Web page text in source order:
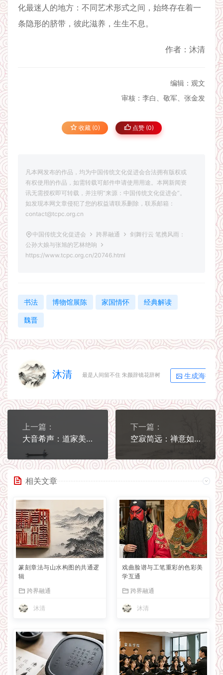
化最迷人的地方：不同艺术形式之间，始终存在着一
条隐形的脐带，彼此滋养，生生不息。
作者：沐清
编辑：观文
审核：李白、敬军、张金发
收藏 (0) 点赞 (0)
凡本网发布的作品，均为中国传统文化促进会合法拥有版权或
有权使用的作品，如需转载可邮件申请使用用途。本网新闻资
讯无需授权即可转载，并注明“来源：中国传统文化促进会”。
如发现本网文章侵犯了您的权益请联系删除，联系邮箱：
contact@tcpc.org.cn
中国传统文化促进会 跨界融通
剑舞行云 笔携风雨：
公孙大娘与张旭的艺林绝响
https://www.tcpc.org.cn/20746.html
书法 博物馆展陈 家国情怀 经典解读
魏晋
沐清 最是人间留不住 朱颜辞镜花辞树 生成海报
上一篇：
大音希声：道家美学的留白之境
下一篇：
空寂简远：禅意如何浸润了文人画
相关文章
篆刻章法与山水构图的共通逻
辑
跨界融通
沐清
戏曲脸谱与工笔重彩的色彩美
学互通
跨界融通
沐清